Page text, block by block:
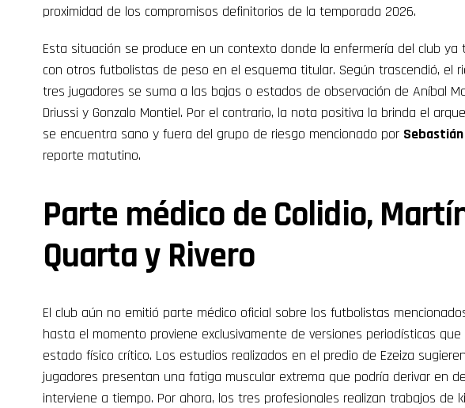
proximidad de los compromisos definitorios de la temporada 2026.
Esta situación se produce en un contexto donde la enfermería del club ya
con otros futbolistas de peso en el esquema titular. Según trascendió, el
tres jugadores se suma a las bajas o estados de observación de Aníbal
Driussi y Gonzalo Montiel. Por el contrario, la nota positiva la brinda el
se encuentra sano y fuera del grupo de riesgo mencionado por
reporte matutino.
Parte médico de Colidio,
Quarta y Rivero
El club aún no emitió parte médico oficial sobre los futbolistas
hasta el momento proviene exclusivamente de versiones periodísticas que
estado físico crítico. Los estudios realizados en el predio de Ezeiza
jugadores presentan una fatiga muscular extrema que podría derivar en
interviene a tiempo. Por ahora, los tres profesionales realizan trabajos de